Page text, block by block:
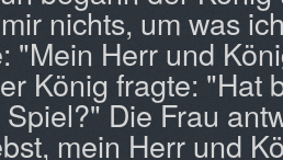
nichts, um was
"Mein Herr und
König fragte: "Hat
Die Frau
mein Herr und